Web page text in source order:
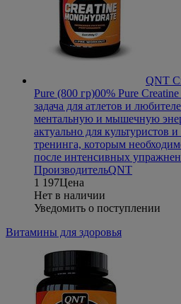
QNT
Pure (800 гр)00% Pure
задача для атлетов и
ментальную и мышечную
актуально для культуристов
тренинга, которым
после интенсивных
ПроизводительQNT
1 197Цена
Нет в наличии
Уведомить о поступлении
Витамины для здоровья